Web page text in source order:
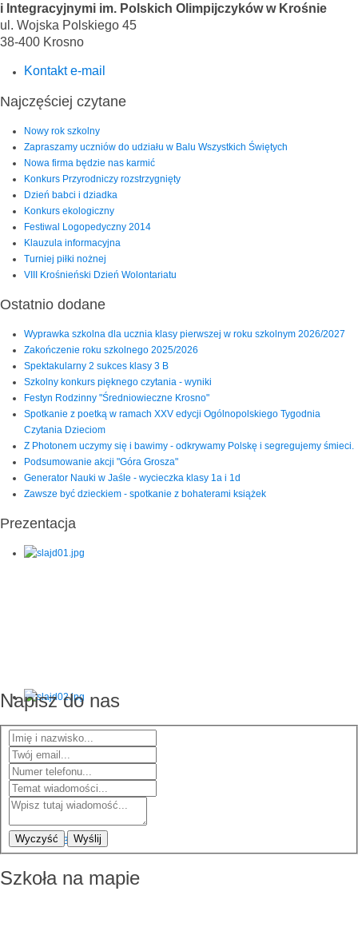
i Integracyjnymi im. Polskich Olimpijczyków w Krośnie
ul. Wojska Polskiego 45
38-400 Krosno
Kontakt e-mail
Najczęściej czytane
Nowy rok szkolny
Zapraszamy uczniów do udziału w Balu Wszystkich Świętych
Nowa firma będzie nas karmić
Konkurs Przyrodniczy rozstrzygnięty
Dzień babci i dziadka
Konkurs ekologiczny
Festiwal Logopedyczny 2014
Klauzula informacyjna
Turniej piłki nożnej
VIII Krośnieński Dzień Wolontariatu
Ostatnio dodane
Wyprawka szkolna dla ucznia klasy pierwszej w roku szkolnym 2026/2027
Zakończenie roku szkolnego 2025/2026
Spektakularny 2 sukces klasy 3 B
Szkolny konkurs pięknego czytania - wyniki
Festyn Rodzinny "Średniowieczne Krosno"
Spotkanie z poetką w ramach XXV edycji Ogólnopolskiego Tygodnia
Czytania Dzieciom
Z Photonem uczymy się i bawimy - odkrywamy Polskę i segregujemy śmieci.
Podsumowanie akcji "Góra Grosza"
Generator Nauki w Jaśle - wycieczka klasy 1a i 1d
Zawsze być dzieckiem - spotkanie z bohaterami książek
Prezentacja
Napisz do nas
Wyczyść Wyślij
Szkoła na mapie